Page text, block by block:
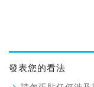
發表您的看法